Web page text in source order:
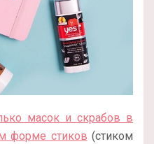
масок и скрабов в
форме стиков (стиком